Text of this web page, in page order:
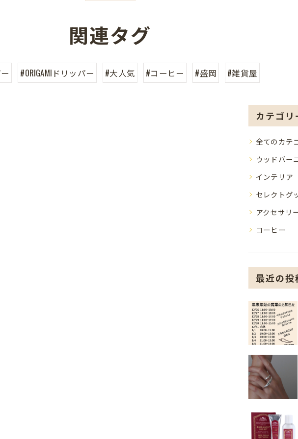
関連タグ
#ORIGAMIドリッパー #大人気 #コーヒー #盛岡 #雑貨屋
カテゴリ
全てのカテ
ウッドバー
インテリア
セレクトグ
アクセサリ
コーヒー
最近の投